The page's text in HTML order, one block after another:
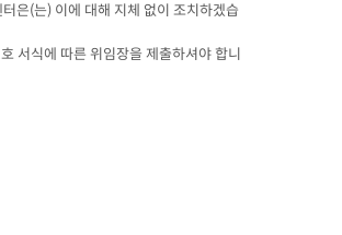
은(는) 이에 대해 지체 없이 조치하겠습
서식에 따른 위임장을 제출하셔야 합니